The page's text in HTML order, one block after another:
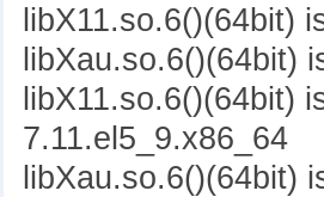
libX11.so.6()(64bit)
libXau.so.6()(64bit)
libX11.so.6()(64bit)
7.11.el5_9.x86_64
libXau.so.6()(64bit)